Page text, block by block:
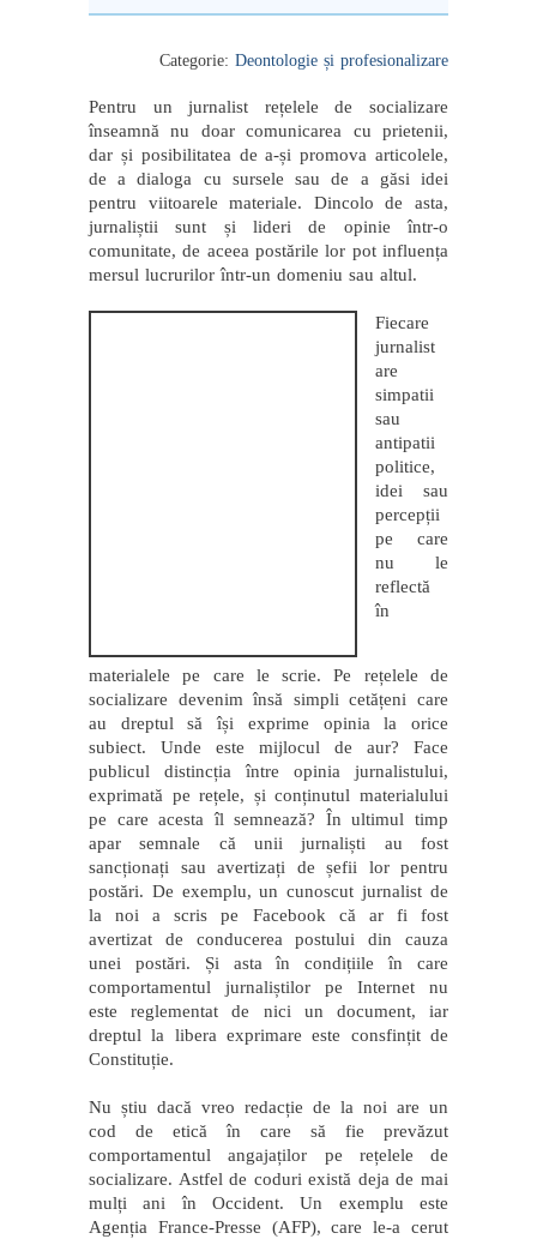
Categorie: Deontologie și profesionalizare
Pentru un jurnalist rețelele de socializare
înseamnă nu doar comunicarea cu prietenii,
dar și posibilitatea de a-și promova articolele,
de a dialoga cu sursele sau de a găsi idei
pentru viitoarele materiale. Dincolo de asta,
jurnaliștii sunt și lideri de opinie într-o
comunitate, de aceea postările lor pot influența
mersul lucrurilor într-un domeniu sau altul.
Fiecare
jurnalist
are
simpatii
sau
antipatii
politice,
idei sau
percepții
pe care
nu le
reflectă
în
materialele pe care le scrie. Pe rețelele de
socializare devenim însă simpli cetățeni care
au dreptul să își exprime opinia la orice
subiect. Unde este mijlocul de aur? Face
publicul distincția între opinia jurnalistului,
exprimată pe rețele, și conținutul materialului
pe care acesta îl semnează? În ultimul timp
apar semnale că unii jurnaliști au fost
sancționați sau avertizați de șefii lor pentru
postări. De exemplu, un cunoscut jurnalist de
la noi a scris pe Facebook că ar fi fost
avertizat de conducerea postului din cauza
unei postări. Și asta în condițiile în care
comportamentul jurnaliștilor pe Internet nu
este reglementat de nici un document, iar
dreptul la libera exprimare este consfințit de
Constituție.
Nu știu dacă vreo redacție de la noi are un
cod de etică în care să fie prevăzut
comportamentul angajaților pe rețelele de
socializare. Astfel de coduri există deja de mai
mulți ani în Occident. Un exemplu este
Agenția France-Presse (AFP), care le-a cerut